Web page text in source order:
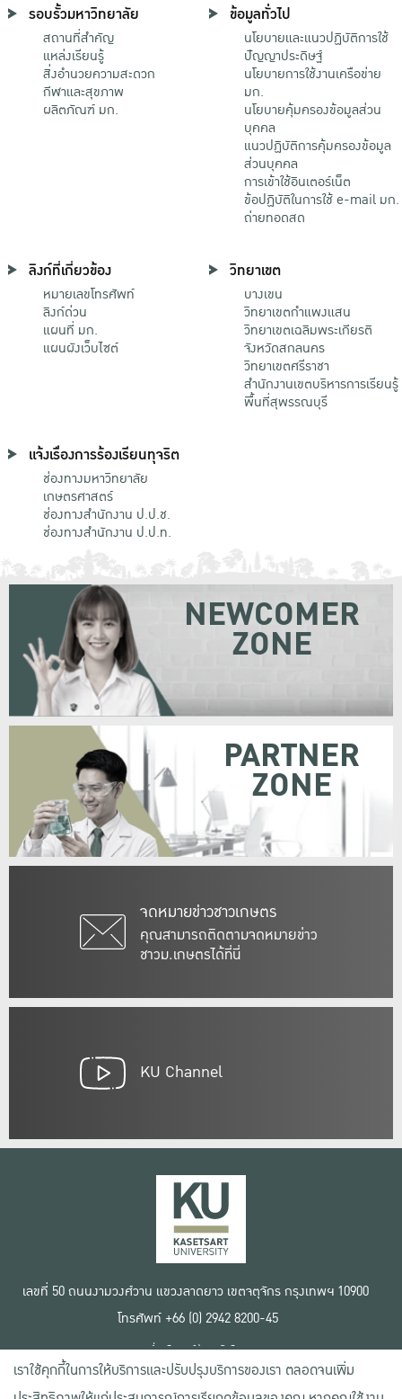
รอบรั้วมหาวิทยาลัย
สถานที่สำคัญ
แหล่งเรียนรู้
สิ่งอำนวยความสะดวก
กีฬาและสุขภาพ
ผลิตภัณฑ์ มก.
ข้อมูลทั่วไป
นโยบายและแนวปฏิบัติการใช้
ปัญญาประดิษฐ์
นโยบายการใช้งานเครือข่าย
มก.
นโยบายคุ้มครองข้อมูลส่วน
บุคคล
แนวปฏิบัติการคุ้มครองข้อมูล
ส่วนบุคคล
การเข้าใช้อินเตอร์เน็ต
ข้อปฏิบัติในการใช้ e-mail มก.
ถ่ายทอดสด
ลิงก์ที่เกี่ยวข้อง
หมายเลขโทรศัพท์
ลิงก์ด่วน
แผนที่ มก.
แผนผังเว็บไซต์
วิทยาเขต
บางเขน
วิทยาเขตกําแพงแสน
วิทยาเขตเฉลิมพระเกียรติ
จังหวัดสกลนคร
วิทยาเขตศรีราชา
สำนักงานเขตบริหารการเรียนรู้
พื้นที่สุพรรณบุรี
แจ้งเรื่องการร้องเรียนทุจริต
ช่องทางมหาวิทยาลัย
เกษตรศาสตร์
ช่องทางสำนักงาน ป.ป.ช.
ช่องทางสำนักงาน ป.ป.ท.
จดหมายข่าวชาวเกษตร
คุณสามารถติดตามจดหมายข่าว
ชาวม.เกษตรได้ที่นี่
NEWCOMER
ZONE
PARTNER
ZONE
KU Channel
เลขที่ 50 ถนนงามวงศ์วาน แขวงลาดยาว เขตจตุจักร กรุงเทพฯ 10900
โทรศัพท์ +66 (0) 2942 8200-45
เงื่อนไขการใช้งานเว็บไซต์
ข้อตกลงด้านสิทธิ์ใช้งาน
นโยบายความเป็นส่วนตัว
เราใช้คุกกี้ในการให้บริการและปรับปรุงบริการของเรา ตลอดจนเพิ่ม